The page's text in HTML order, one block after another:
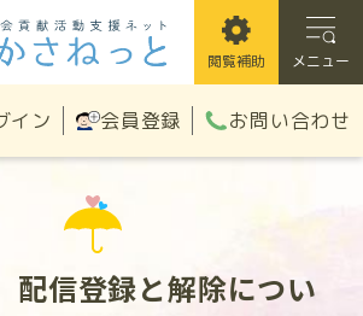
以下のコンテンツは別セク
閲覧補助 メニュー
信登録と解除につい